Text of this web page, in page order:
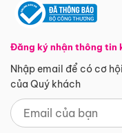
Đăng ký nhận thông tin
Nhập email để có cơ
của Quý khách